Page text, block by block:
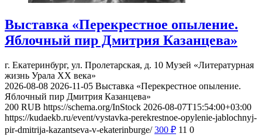
Выставка «Перекрестное опыление.
Яблочный пир Дмитрия Казанцева»
г. Екатеринбург, ул. Пролетарская, д. 10 Музей «Литературная
жизнь Урала ХХ века»
2026-08-08 2026-11-05 Выставка «Перекрестное опыление.
Яблочный пир Дмитрия Казанцева»
200 RUB https://schema.org/InStock 2026-08-07T15:54:00+03:00
https://kudaekb.ru/event/vystavka-perekrestnoe-opylenie-jablochnyj-
pir-dmitrija-kazantseva-v-ekaterinburge/ 300 ₽ 11 0